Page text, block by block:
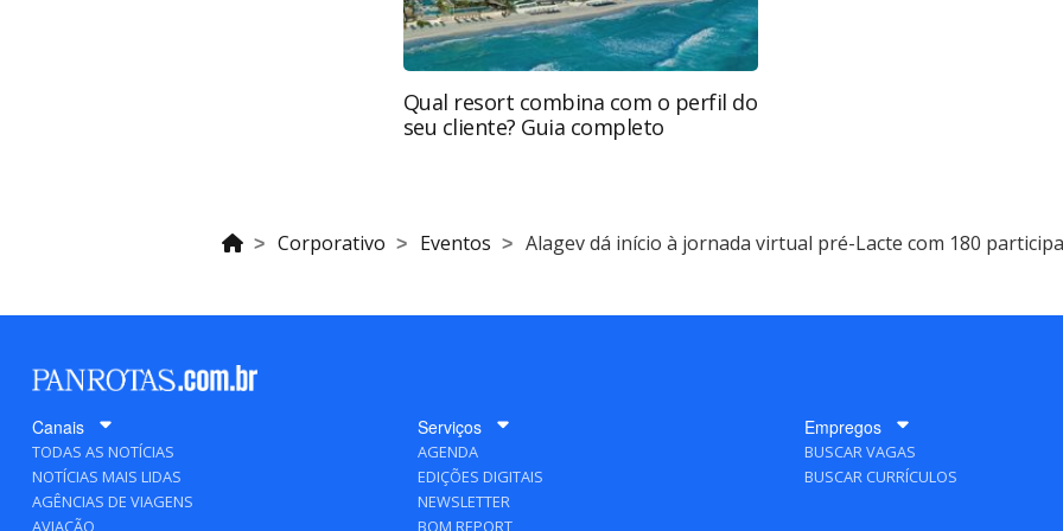
Qual resort combina com o perfil do
seu cliente? Guia completo
Corporativo Eventos Alagev dá início à jornada virtual pré-Lacte com 180
Canais
TODAS AS NOTÍCIAS
NOTÍCIAS MAIS LIDAS
AGÊNCIAS DE VIAGENS
AVIAÇÃO
Serviços
AGENDA
EDIÇÕES DIGITAIS
NEWSLETTER
BOM REPORT
Empregos
BUSCAR VAGAS
BUSCAR CURRÍCULOS